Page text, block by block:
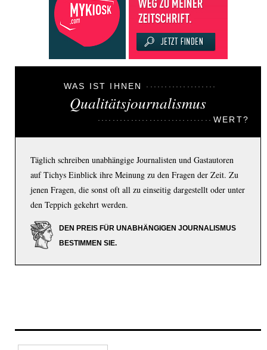
WAS IST IHNEN
Qualitätsjournalismus
WERT?
Täglich schreiben unabhängige Journalisten und Gastautoren
auf Tichys Einblick ihre Meinung zu den Fragen der Zeit. Zu
jenen Fragen, die sonst oft all zu einseitig dargestellt oder unter
den Teppich gekehrt werden.
DEN PREIS FÜR UNABHÄNGIGEN JOURNALISMUS
BESTIMMEN SIE.